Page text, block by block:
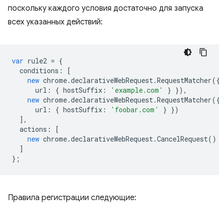
поскольку каждого условия достаточно для запуска
всех указанных действий:
var rule2 = {
conditions :
[
new chrome.declarativeWebRequest.RequestMatcher
url : { hostSuffix : 'example.com' } }),
new chrome.declarativeWebRequest.RequestMatcher
url : { hostSuffix : 'foobar.com' } })
],
actions :
[
new chrome.declarativeWebRequest.CancelRequest()
]
};
Правила регистрации следующие: